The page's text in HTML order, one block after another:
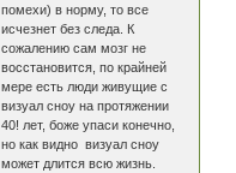
помехи) в норму, то все
исчезнет без следа. К
сожалению сам мозг не
восстановится, по крайней
мере есть люди живущие с
визуал сноу на протяжении
40! лет, боже упаси конечно,
но как видно визуал сноу
может длится всю жизнь.